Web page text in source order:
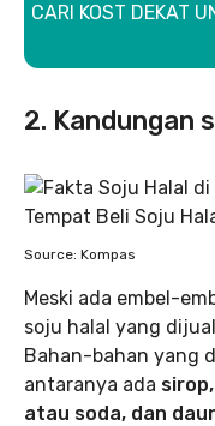
CARI KOST DEKAT
2. Kandungan
Source: Kompas
Meski ada embel-
soju halal yang
Bahan-bahan yang
antaranya ada
atau soda, dan